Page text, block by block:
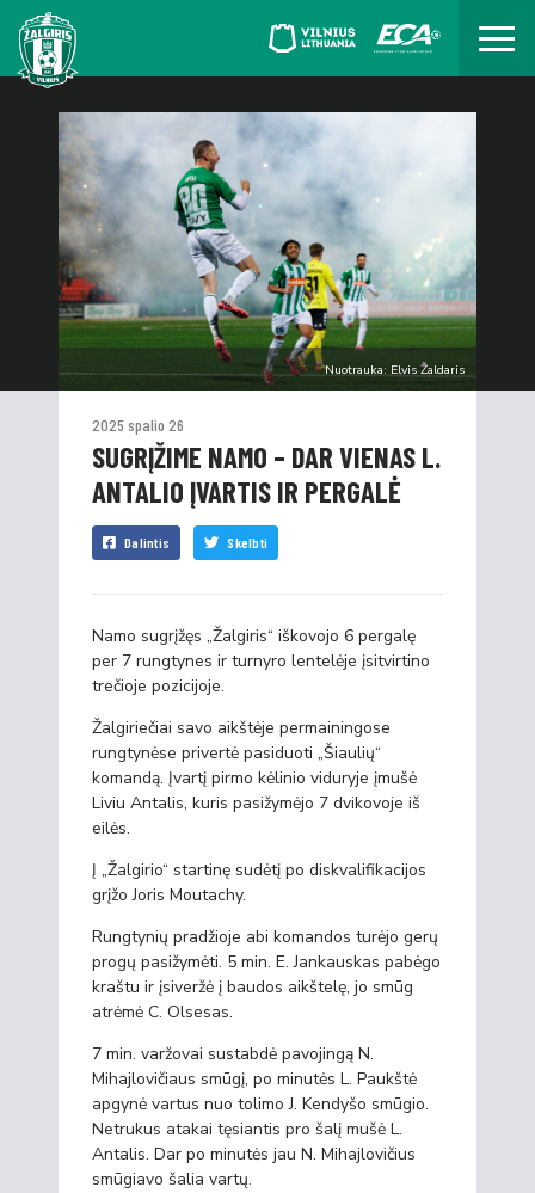
Nuotrauka: Elvis Žaldaris
2025 spalio 26
SUGRĮŽIME NAMO – DAR VIENAS L.
ANTALIO ĮVARTIS IR PERGALĖ
Dalintis Skelbti
Namo sugrįžęs „Žalgiris“ iškovojo 6 pergalę
per 7 rungtynes ir turnyro lentelėje įsitvirtino
trečioje pozicijoje.
Žalgiriečiai savo aikštėje permainingose
rungtynėse privertė pasiduoti „Šiaulių“
komandą. Įvartį pirmo kėlinio viduryje įmušė
Liviu Antalis, kuris pasižymėjo 7 dvikovoje iš
eilės.
Į „Žalgirio“ startinę sudėtį po diskvalifikacijos
grįžo Joris Moutachy.
Rungtynių pradžioje abi komandos turėjo gerų
progų pasižymėti. 5 min. E. Jankauskas pabėgo
kraštu ir įsiveržė į baudos aikštelę, jo smūg
atrėmė C. Olsesas.
7 min. varžovai sustabdė pavojingą N.
Mihajlovičiaus smūgį, po minutės L. Paukštė
apgynė vartus nuo tolimo J. Kendyšo smūgio.
Netrukus atakai tęsiantis pro šalį mušė L.
Antalis. Dar po minutės jau N. Mihajlovičius
smūgiavo šalia vartų.